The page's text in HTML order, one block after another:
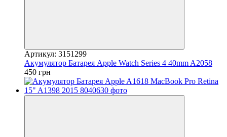
Артикул: 3151299
Акумулятор Батарея Apple Watch Series 4 40mm A2058
450 грн